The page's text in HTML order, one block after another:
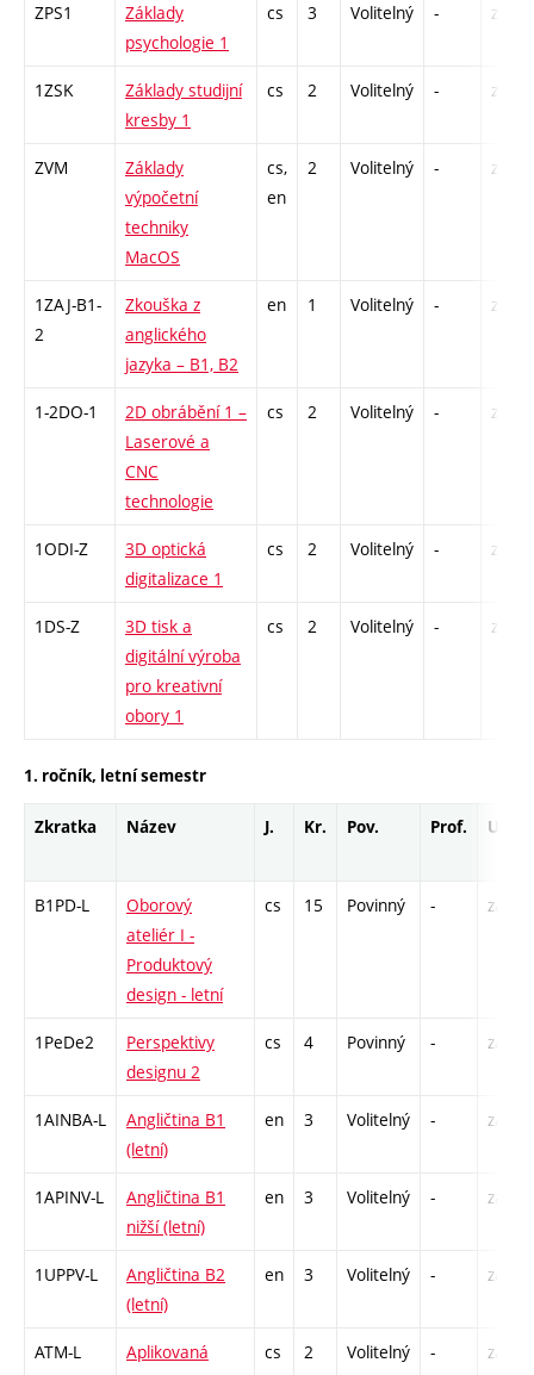
ZPS1
Základy
psychologie 1
cs 3 Volitelný - zk
1ZSK
Základy studijní
kresby 1
cs 2 Volitelný - zá
ZVM
Základy
výpočetní
techniky
MacOS
cs,
en
2 Volitelný - zá
1ZAJ-B1-
2
Zkouška z
anglického
jazyka – B1, B2
en 1 Volitelný - zk
1-2DO-1
2D obrábění 1 –
Laserové a
CNC
technologie
cs 2 Volitelný - zá
1ODI-Z
3D optická
digitalizace 1
cs 2 Volitelný - zá
1DS-Z
3D tisk a
digitální výroba
pro kreativní
obory 1
cs 2 Volitelný - zá
1. ročník, letní semestr
Zkratka Název J. Kr. Pov. Prof. Uk.
B1PD-L
Oborový
ateliér I -
Produktový
design - letní
cs 15 Povinný - zá,zk
1PeDe2
Perspektivy
designu 2
cs 4 Povinný - zá
1AINBA-L
Angličtina B1
(letní)
en 3 Volitelný - zá,zk
1APINV-L
Angličtina B1
nižší (letní)
en 3 Volitelný - zá
1UPPV-L
Angličtina B2
(letní)
en 3 Volitelný - zá,zk
ATM-L
Aplikovaná
cs 2 Volitelný - zá